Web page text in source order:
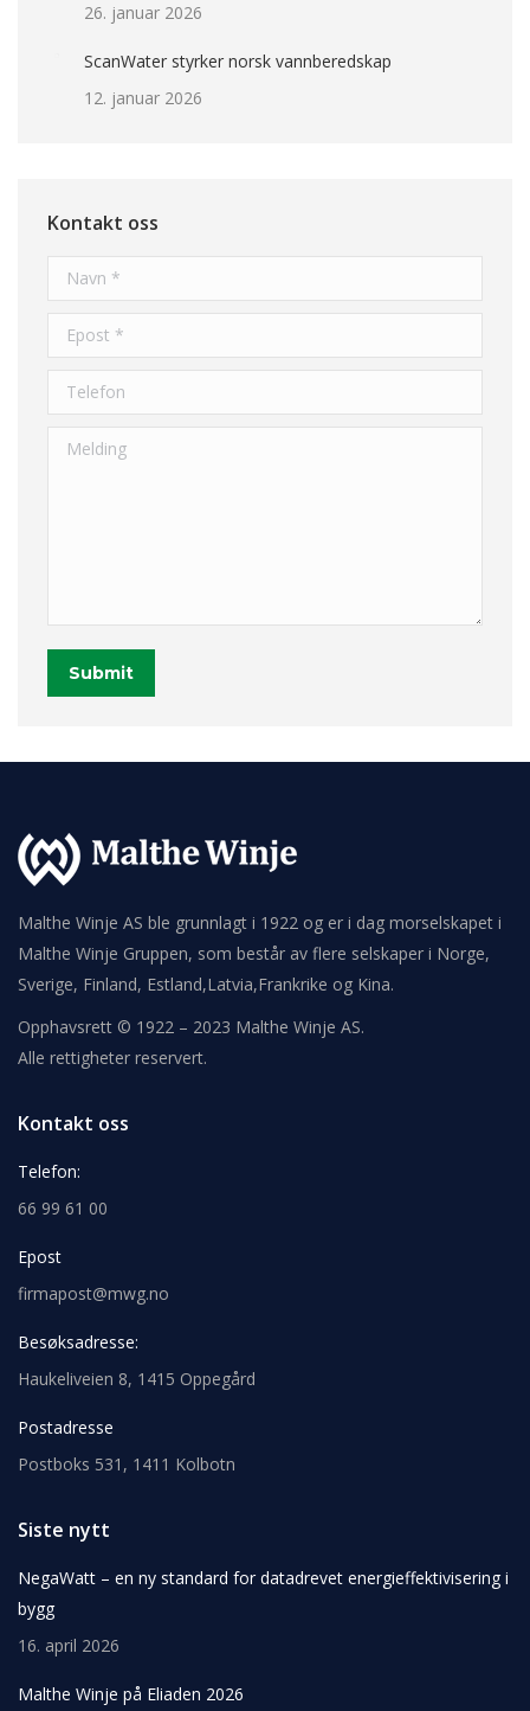
26. januar 2026
ScanWater styrker norsk vannberedskap
12. januar 2026
Kontakt oss
Navn *
Epost *
Telefon
Melding
Submit
Malthe Winje AS ble grunnlagt i 1922 og er i dag morselskapet i
Malthe Winje Gruppen, som består av flere selskaper i Norge,
Sverige, Finland, Estland,Latvia,Frankrike og Kina.
Opphavsrett © 1922 – 2023 Malthe Winje AS.
Alle rettigheter reservert.
Kontakt oss
Telefon:
66 99 61 00
Epost
firmapost@mwg.no
Besøksadresse:
Haukeliveien 8, 1415 Oppegård
Postadresse
Postboks 531, 1411 Kolbotn
Siste nytt
NegaWatt – en ny standard for datadrevet energieffektivisering i
bygg
16. april 2026
Malthe Winje på Eliaden 2026